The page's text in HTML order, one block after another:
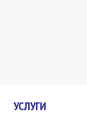
УСЛУГИ